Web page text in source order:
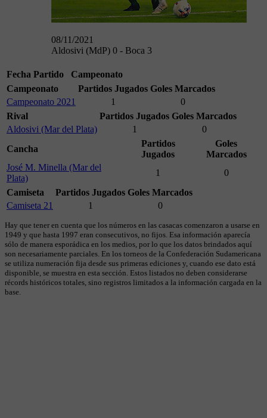
08/11/2021
Aldosivi (MdP) 0 - Boca 3
Fecha Partido
Campeonato
Campeonato
Partidos Jugados Goles Marcados
Campeonato 2021
1
0
Rival
Partidos Jugados Goles Marcados
Aldosivi (Mar del Plata)
1
0
Cancha
Partidos
Jugados
Goles
Marcados
José M. Minella (Mar del
Plata)
1
0
Camiseta
Partidos Jugados Goles Marcados
Camiseta 21
1 0
Hay que tener en cuenta que los números en las casacas comenzaron a usarse en
1949 y que hasta 1997 eran consecutivos, no fijos. Esa información aparecía
sólo de manera esporádica en los medios, por lo que los datos brindados aquí
son necesariamente parciales. En los torneos de la Confederación Sudamericana
se utiliza numeración fija desde sus primeras ediciones y, cuando ese dato está
disponible, se muestra en esta sección. Estos listados no deben considerarse
récords históricos totales, sino registros limitados a la información cargada en la
base.